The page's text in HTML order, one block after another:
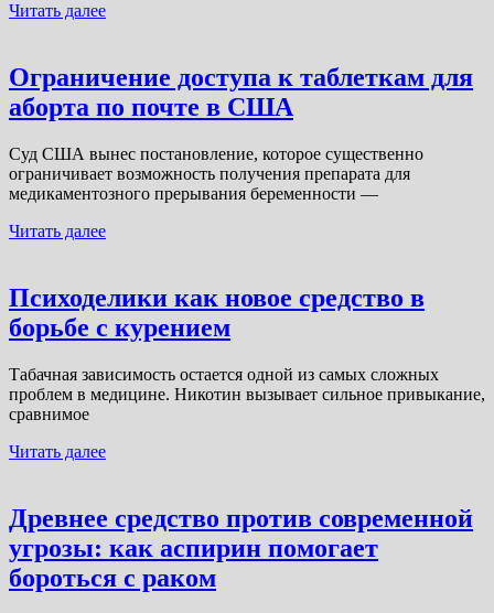
Читать далее
Ограничение доступа к таблеткам для
аборта по почте в США
Суд США вынес постановление, которое существенно
ограничивает возможность получения препарата для
медикаментозного прерывания беременности —
Читать далее
Психоделики как новое средство в
борьбе с курением
Табачная зависимость остается одной из самых сложных
проблем в медицине. Никотин вызывает сильное привыкание,
сравнимое
Читать далее
Древнее средство против современной
угрозы: как аспирин помогает
бороться с раком